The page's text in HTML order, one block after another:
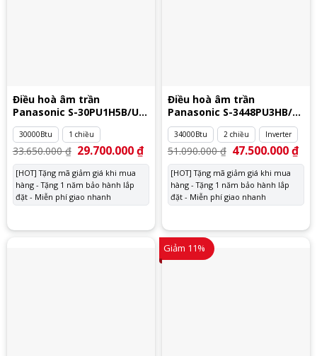
Điều hoà âm trần
Panasonic S-30PU1H5B/U-
30PN1H8
30000Btu 1 chiều
33.650.000₫ Giá
gốc
là:
33.650.000 ₫.
29.700.000₫Giá
tại
29.700.000 ₫.
[HOT] Tặng mã giảm giá khi mua
hàng - Tặng 1 năm bảo hành lắp
đặt - Miễn phí giao nhanh
Điều hoà âm trần
Panasonic S-3448PU3HB/U-
34PZ3H5
34000Btu 2 chiều Inverter
51.090.000₫ Giá
gốc
là:
51.090.000 ₫.
47.500.000₫Giá
tại
[HOT] Tặng mã giảm giá khi mua
hàng - Tặng 1 năm bảo hành lắp
đặt - Miễn phí giao nhanh
Giảm 11%